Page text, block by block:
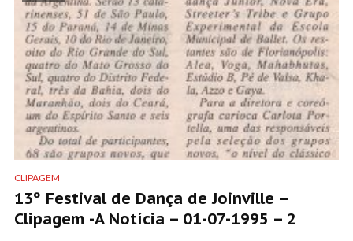
CLIPAGEM
13º Festival de Dança de Joinville –
Clipagem -A Notícia – 01-07-1995 – 2